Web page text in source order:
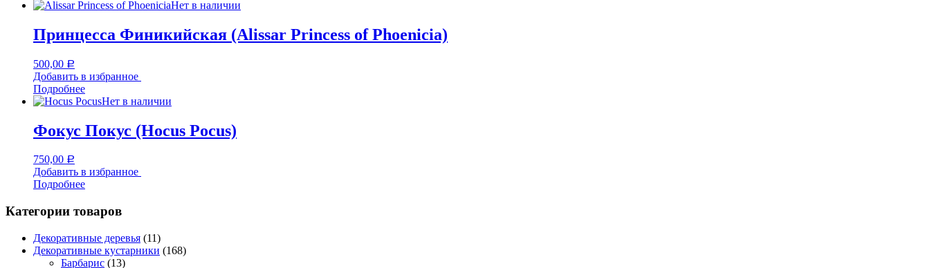
Нет в наличии
Принцесса Финикийская (Alissar Princess of Phoenicia)
500,00 Р
Добавить в избранное
Подробнее
Нет в наличии
Фокус Покус (Hocus Pocus)
750,00 Р
Добавить в избранное
Подробнее
Категории товаров
Декоративные деревья (11)
Декоративные кустарники (168)
Барбарис (13)